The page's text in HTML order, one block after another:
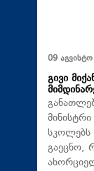
09
გივი
მინისტრი
სკოლებს
გაეცნო,